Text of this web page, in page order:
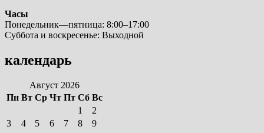
Часы
Понедельник—пятница: 8:00–17:00
Суббота и воскресенье: Выходной
календарь
Август 2026
Пн Вт Ср Чт Пт Сб Вс
1
2
3
4 5 6 7 8
9